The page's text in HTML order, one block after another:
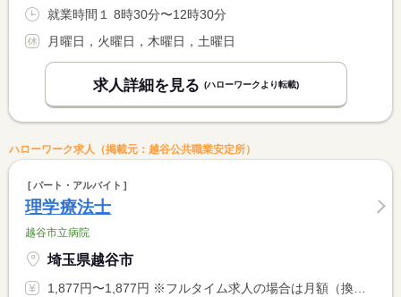
就業時間１ 8時30分〜12時30分
月曜日，火曜日，木曜日，土曜日
求人詳細を見る (ハローワークより転載)
ハローワーク求人（掲載元：越谷公共職業安定所）
パート・アルバイト
理学療法士
越谷市立病院
埼玉県越谷市
1,877円〜1,877円 ※フルタイム求人の場合は月額（換算額）、パート求人の場合は時間額を表示しています。